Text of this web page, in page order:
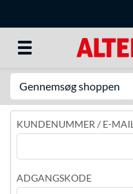
KUNDENUMMER / E-MAIL
ADGANGSKODE